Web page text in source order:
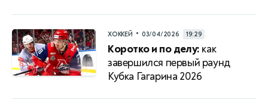
ХОККЕЙ • 03/04/2026 19:29
Коротко и по делу: как
завершился первый раунд
Кубка Гагарина 2026